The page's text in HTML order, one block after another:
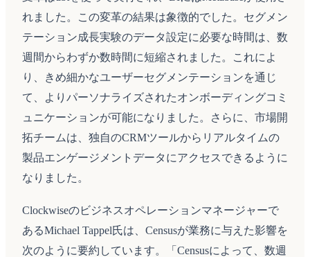
れました。この変革の結果は象徴的でした。セグメン
テーション成長実験のデータ設定に必要な時間は、数
週間からわずか数時間に短縮されました。これによ
り、きめ細かなユーザーセグメンテーションを通じ
て、よりパーソナライズされたオンボーディングコミ
ュニケーションが可能になりました。さらに、市場開
拓チームは、独自のCRMツールからリアルタイムの
製品エンゲージメントデータにアクセスできるように
なりました。
Clockwiseのビジネスオペレーションマネージャーで
あるMichael Tappel氏は、Censusが業務に与えた影響を
次のように要約しています。「Censusによって、数週